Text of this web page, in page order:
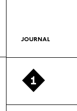
journal
1